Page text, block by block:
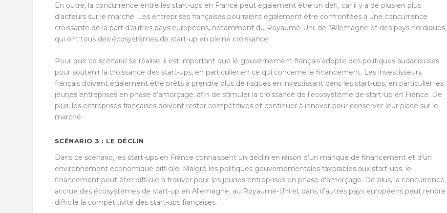
En outre, la concurrence entre les start-ups en France peut également être un défi, car il y a de plus en plus
d’acteurs sur le marché. Les entreprises françaises pourraient également être confrontées à une concurrence
croissante de la part d’autres pays européens, notamment du Royaume-Uni, de l’Allemagne et des pays nordiques,
qui ont tous des écosystèmes de start-up en pleine croissance.
Pour que ce scénario se réalise, il est important que le gouvernement français adopte des politiques audacieuses
pour soutenir la croissance des start-ups, en particulier en ce qui concerne le financement. Les investisseurs
français doivent également être prêts à prendre plus de risques en investissant dans les start-ups, en particulier les
jeunes entreprises en phase d’amorçage, afin de stimuler la croissance de l’écosystème de start-up en France. De
plus, les entreprises françaises doivent rester compétitives et continuer à innover pour conserver leur place sur le
marché.
SCÉNARIO 3 : LE DÉCLIN
Dans ce scénario, les start-ups en France connaissent un déclin en raison d’un manque de financement et d’un
environnement économique difficile. Malgré les politiques gouvernementales favorables aux start-ups, le
financement peut être difficile à trouver pour les jeunes entreprises en phase d’amorçage. De plus, la concurrence
accrue des écosystèmes de start-up en Allemagne, au Royaume-Uni et dans d’autres pays européens peut rendre
difficile la compétitivité des start-ups françaises.